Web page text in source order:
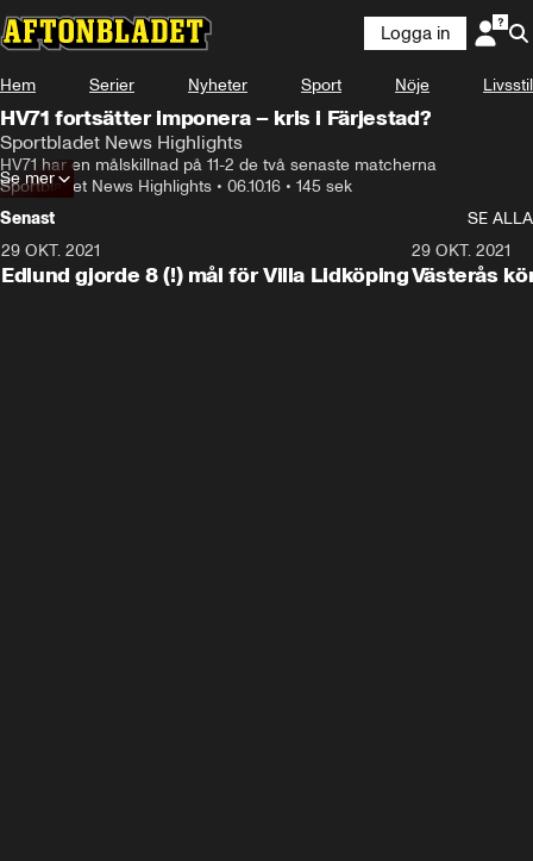
Logga in
Hem Serier Nyheter Sport Nöje Livsstil
HV71 fortsätter imponera – kris i Färjestad?
Sportbladet News Highlights
HV71 har en målskillnad på 11-2 de två senaste matcherna
Sportbladet News Highlights • 06.10.16 • 145 sek
Se mer
Senast
SE ALLA
29 OKT. 2021
Edlund gjorde 8 (!) mål för Villa Lidköping
29 OKT. 2021
Västerås